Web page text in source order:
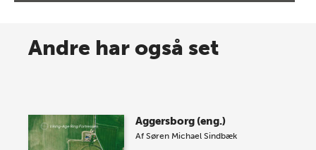
Spar op til 70% til sommer-
onsdag den 10. j…
Andre har også set
Aggersborg (eng.)
AfSøren Michael Sindbæk